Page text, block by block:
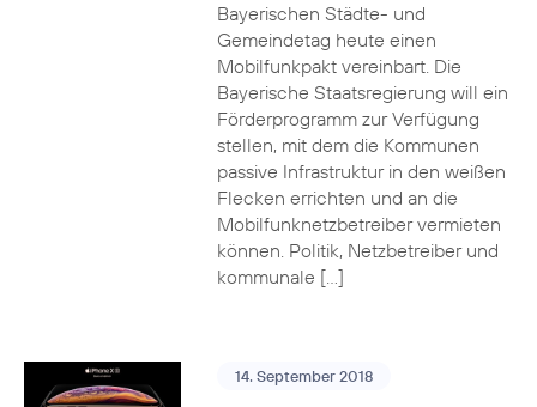
Bayerischen Städte- und
Gemeindetag heute einen
Mobilfunkpakt vereinbart. Die
Bayerische Staatsregierung will ein
Förderprogramm zur Verfügung
stellen, mit dem die Kommunen
passive Infrastruktur in den weißen
Flecken errichten und an die
Mobilfunknetzbetreiber vermieten
können. Politik, Netzbetreiber und
kommunale […]
14. September 2018